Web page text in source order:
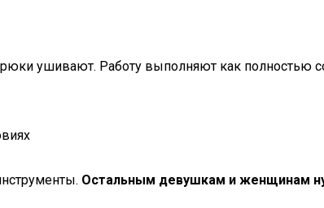
ушивают. Работу выполняют как полностью
Остальным девушкам и женщинам